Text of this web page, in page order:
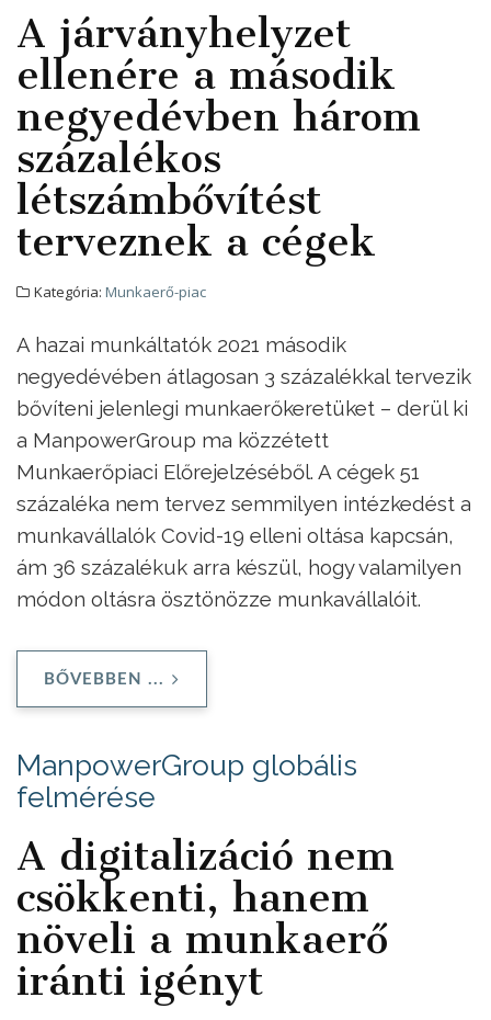
A járványhelyzet
ellenére a második
negyedévben három
százalékos
létszámbővítést
terveznek a cégek
Kategória: Munkaerő-piac
A hazai munkáltatók 2021 második
negyedévében átlagosan 3 százalékkal tervezik
bővíteni jelenlegi munkaerőkeretüket – derül ki
a ManpowerGroup ma közzétett
Munkaerőpiaci Előrejelzéséből. A cégek 51
százaléka nem tervez semmilyen intézkedést a
munkavállalók Covid-19 elleni oltása kapcsán,
ám 36 százalékuk arra készül, hogy valamilyen
módon oltásra ösztönözze munkavállalóit.
BŐVEBBEN ...
ManpowerGroup globális
felmérése
A digitalizáció nem
csökkenti, hanem
növeli a munkaerő
iránti igényt